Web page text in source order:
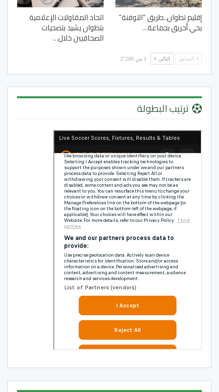
إقليم تطوان..طريق “التوفنة”
بحي أحريق بجماعة…
اتحاد المقاولات الإعلامية
بتطوان يشيد بتضحيات
الصحافيين خلال…
السابق التالي 1 من 2٬200
ترتيب البطولة